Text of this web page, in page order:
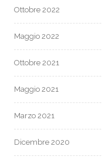
Ottobre 2022
Maggio 2022
Ottobre 2021
Maggio 2021
Marzo 2021
Dicembre 2020